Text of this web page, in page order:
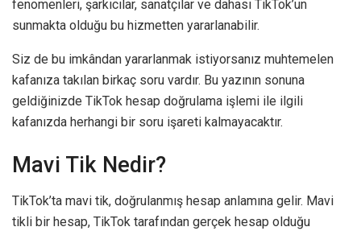
fenomenleri, şarkıcılar, sanatçılar ve dahası TikTok’un
sunmakta olduğu bu hizmetten yararlanabilir.
Siz de bu imkândan yararlanmak istiyorsanız muhtemelen
kafanıza takılan birkaç soru vardır. Bu yazının sonuna
geldiğinizde TikTok hesap doğrulama işlemi ile ilgili
kafanızda herhangi bir soru işareti kalmayacaktır.
Mavi Tik Nedir?
TikTok’ta mavi tik, doğrulanmış hesap anlamına gelir. Mavi
tikli bir hesap, TikTok tarafından gerçek hesap olduğu